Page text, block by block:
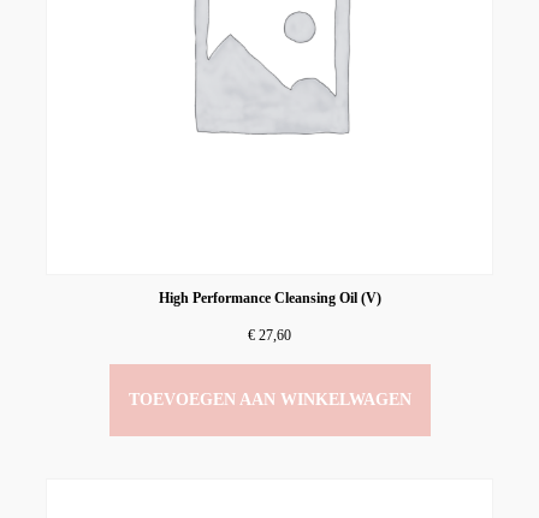
High Performance Cleansing Oil (V)
€ 27,60
TOEVOEGEN AAN WINKELWAGEN